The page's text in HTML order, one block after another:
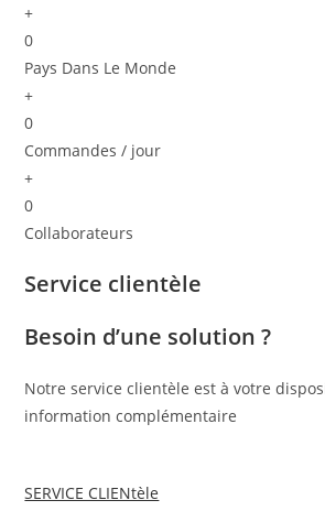
+
0
Pays Dans Le Monde
+
0
Commandes / jour
+
0
Collaborateurs
Service clientèle
Besoin d’une solution ?
Notre service clientèle est à votre
information complémentaire
SERVICE CLIENtèle